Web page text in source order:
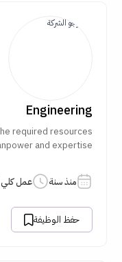
Engineering
required resources
and expertise...
منذ سنة عمل كلي
حفظ الوظيفة